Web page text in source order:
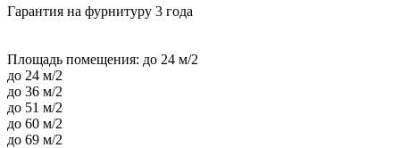
Гарантия на фурнитуру 3 года
Площадь помещения: до 24 м/2
до 24 м/2
до 36 м/2
до 51 м/2
до 60 м/2
до 69 м/2